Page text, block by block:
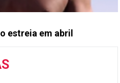
estreia em abril